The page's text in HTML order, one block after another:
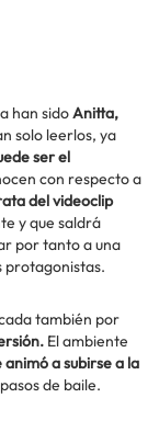
han sidoAnitta,
solo leerlos, ya
ser el
con respecto a
del videoclip
y que saldrá
por tanto a una
protagonistas.
también por
El ambiente
a subirse a la
de baile.